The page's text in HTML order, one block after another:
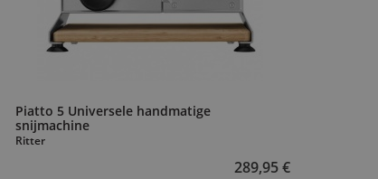
Piatto 5 Universele handmatige
snijmachine
Ritter
289,95 €